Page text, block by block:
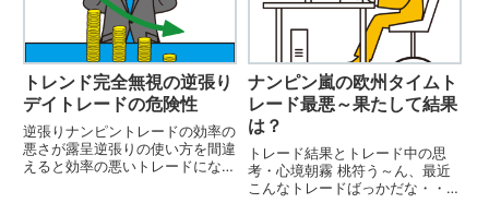
トレンド完全無視の逆張り
デイトレードの危険性
逆張りナンピントレードの効率の
悪さが露呈逆張りの使い方を間違
えると効率の悪いトレードになっ
ナンピン嵐の欧州タイムト
レード最悪～果たして結果
は？
トレード結果とトレード中の思
考・心境朝霧 桃符う～ん、最近
こんなトレードばっかだな・・・